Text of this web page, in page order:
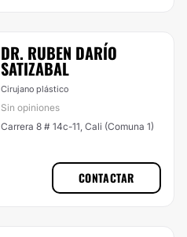
DR. RUBEN DARÍO
SATIZABAL
Cirujano plástico
Sin opiniones
Carrera 8 # 14c-11, Cali (Comuna 1)
CONTACTAR